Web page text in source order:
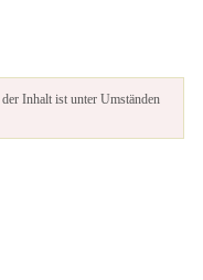
Inhalt ist unter Umständen